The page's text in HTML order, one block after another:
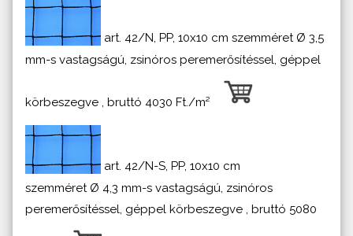
art. 42/N, PP, 10x10 cm szemméret Ø 3,5
mm-s vastagságú, zsinóros peremerősítéssel, géppel
körbeszegve , bruttó 4030 Ft./m²
art. 42/N-S, PP, 10x10 cm
szemméret Ø 4,3 mm-s vastagságú, zsinóros
peremerősítéssel, géppel körbeszegve , bruttó 5080